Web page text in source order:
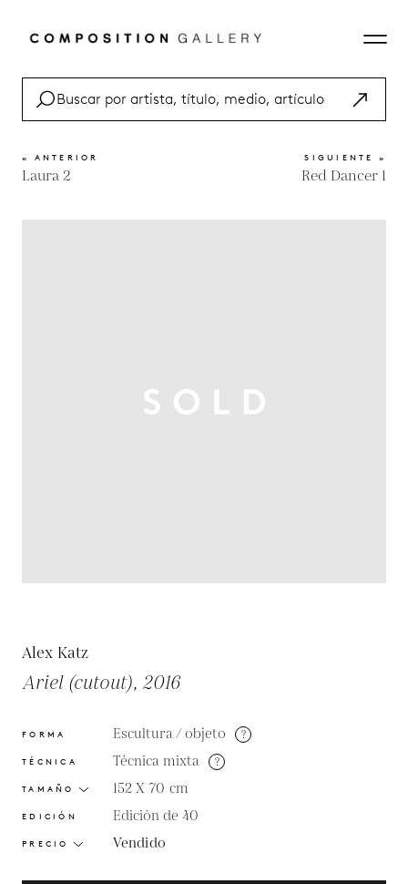
« ANTERIOR
Laura 2
SIGUIENTE »
Red Dancer 1
Alex Katz
Ariel (cutout), 2016
FORMA Escultura / objeto ?
TÉCNICA Técnica mixta ?
TAMAÑO 152 X 70 cm
EDICIÓN Edición de 40
PRECIO Vendido